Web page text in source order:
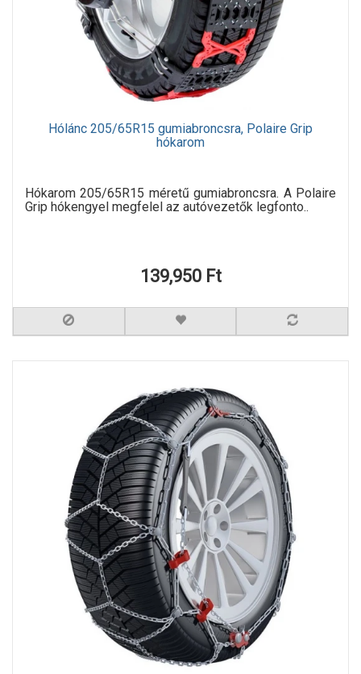
Hólánc 205/65R15 gumiabroncsra, Polaire Grip
hókarom
Hókarom 205/65R15 méretű gumiabroncsra. A Polaire
Grip hókengyel megfelel az autóvezetők legfonto..
139,950 Ft